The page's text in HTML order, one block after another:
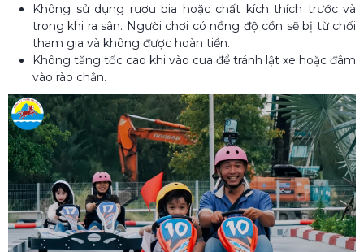
Không sử dụng rượu bia hoặc chất kích thích trước và
trong khi ra sân. Người chơi có nồng độ cồn sẽ bị từ chối
tham gia và không được hoàn tiền.
Không tăng tốc cao khi vào cua để tránh lật xe hoặc đâm
vào rào chắn.